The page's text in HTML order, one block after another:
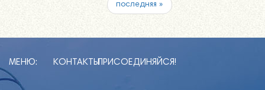
последняя »
МЕНЮ: КОНТАКТЫПРИСОЕДИНЯЙСЯ!